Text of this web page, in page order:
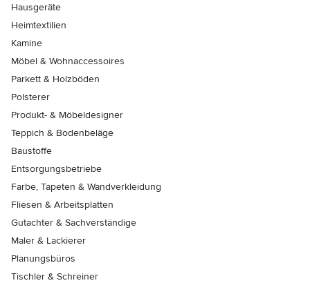
Hausgeräte
Heimtextilien
Kamine
Möbel & Wohnaccessoires
Parkett & Holzböden
Polsterer
Produkt- & Möbeldesigner
Teppich & Bodenbeläge
Baustoffe
Entsorgungsbetriebe
Farbe, Tapeten & Wandverkleidung
Fliesen & Arbeitsplatten
Gutachter & Sachverständige
Maler & Lackierer
Planungsbüros
Tischler & Schreiner